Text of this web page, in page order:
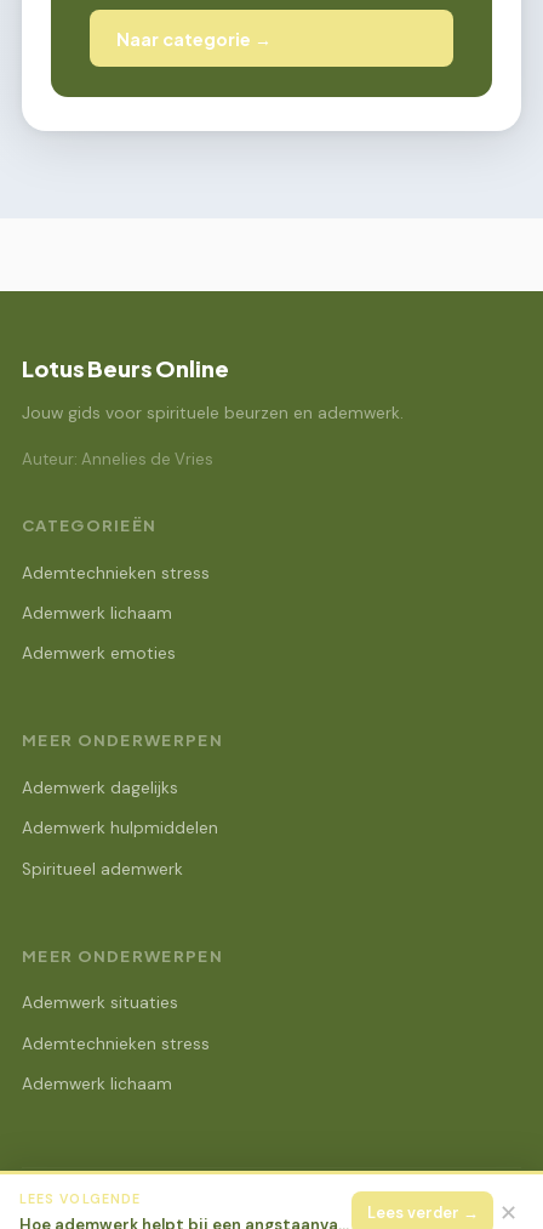
Naar categorie →
Lotus Beurs Online
Jouw gids voor spirituele beurzen en ademwerk.
Auteur: Annelies de Vries
CATEGORIEËN
Ademtechnieken stress
Ademwerk lichaam
Ademwerk emoties
MEER ONDERWERPEN
Ademwerk dagelijks
Ademwerk hulpmiddelen
Spiritueel ademwerk
MEER ONDERWERPEN
Ademwerk situaties
Ademtechnieken stress
Ademwerk lichaam
© 2026 Lotus Beurs Online Alle rechten voorbehouden.
LEES VOLGENDE
Hoe ademwerk helpt bij een angstaanval op het moment zelf
Lees verder → ✕